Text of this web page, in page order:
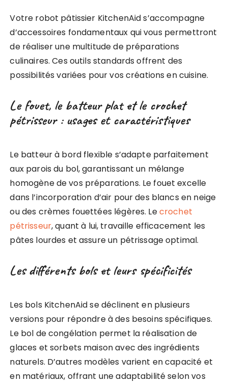
Votre robot pâtissier KitchenAid s’accompagne
d’accessoires fondamentaux qui vous permettront
de réaliser une multitude de préparations
culinaires. Ces outils standards offrent des
possibilités variées pour vos créations en cuisine.
Le fouet, le batteur plat et le crochet
pétrisseur : usages et caractéristiques
Le batteur à bord flexible s’adapte parfaitement
aux parois du bol, garantissant un mélange
homogène de vos préparations. Le fouet excelle
dans l’incorporation d’air pour des blancs en neige
ou des crèmes fouettées légères. Lecrochet
pétrisseur, quant à lui, travaille efficacement les
pâtes lourdes et assure un pétrissage optimal.
Les différents bols et leurs spécificités
Les bols KitchenAid se déclinent en plusieurs
versions pour répondre à des besoins spécifiques.
Le bol de congélation permet la réalisation de
glaces et sorbets maison avec des ingrédients
naturels. D’autres modèles varient en capacité et
en matériaux, offrant une adaptabilité selon vos